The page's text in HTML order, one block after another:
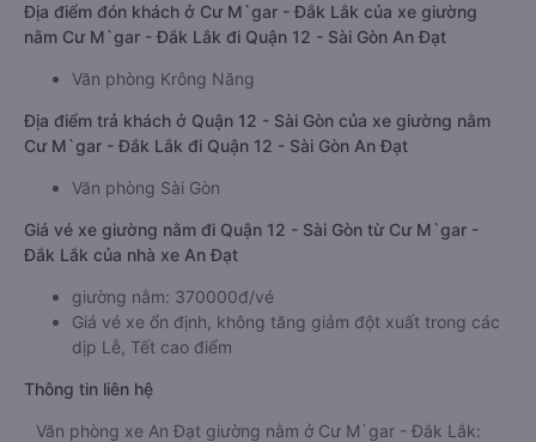
Địa điểm đón khách ở Cư M`gar - Đắk Lắk của xe giường
nằm Cư M`gar - Đắk Lắk đi Quận 12 - Sài Gòn An Đạt
Văn phòng Krông Năng
Địa điểm trả khách ở Quận 12 - Sài Gòn của xe giường nằm
Cư M`gar - Đắk Lắk đi Quận 12 - Sài Gòn An Đạt
Văn phòng Sài Gòn
Giá vé xe giường nằm đi Quận 12 - Sài Gòn từ Cư M`gar -
Đắk Lắk của nhà xe An Đạt
giường nằm: 370000đ/vé
Giá vé xe ổn định, không tăng giảm đột xuất trong các
dịp Lễ, Tết cao điểm
Thông tin liên hệ
Văn phòng xe An Đạt giường nằm ở Cư M`gar - Đắk Lắk: